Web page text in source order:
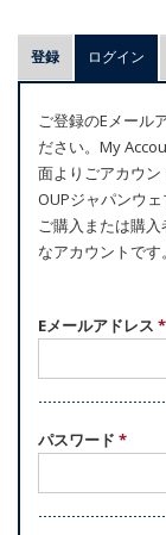
プ
ラ
マ
リ
ー
タ
ブ
登録 ログイン (
ご登録のEメール
ださい。My
面よりごアカウン
OUPジャパンウ
ご購入または購
なアカウントです。
Eメールアドレス *
パスワード *